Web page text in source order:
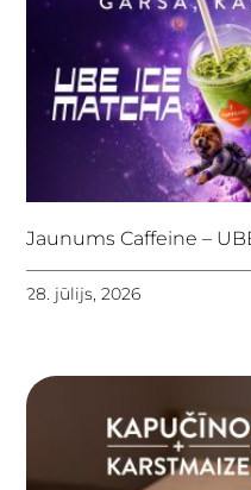
Jaunums Caffeine –
28. jūlijs, 2026